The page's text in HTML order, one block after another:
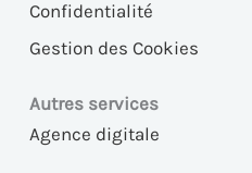
Confidentialité
Gestion des Cookies
Autres services
Agence digitale